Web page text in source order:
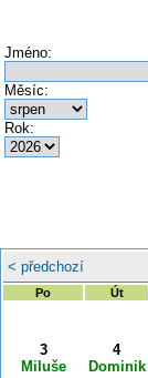
Jméno:
Měsíc:
Rok:
< předchozí
Po Út
3
Miluše
4
Dominik